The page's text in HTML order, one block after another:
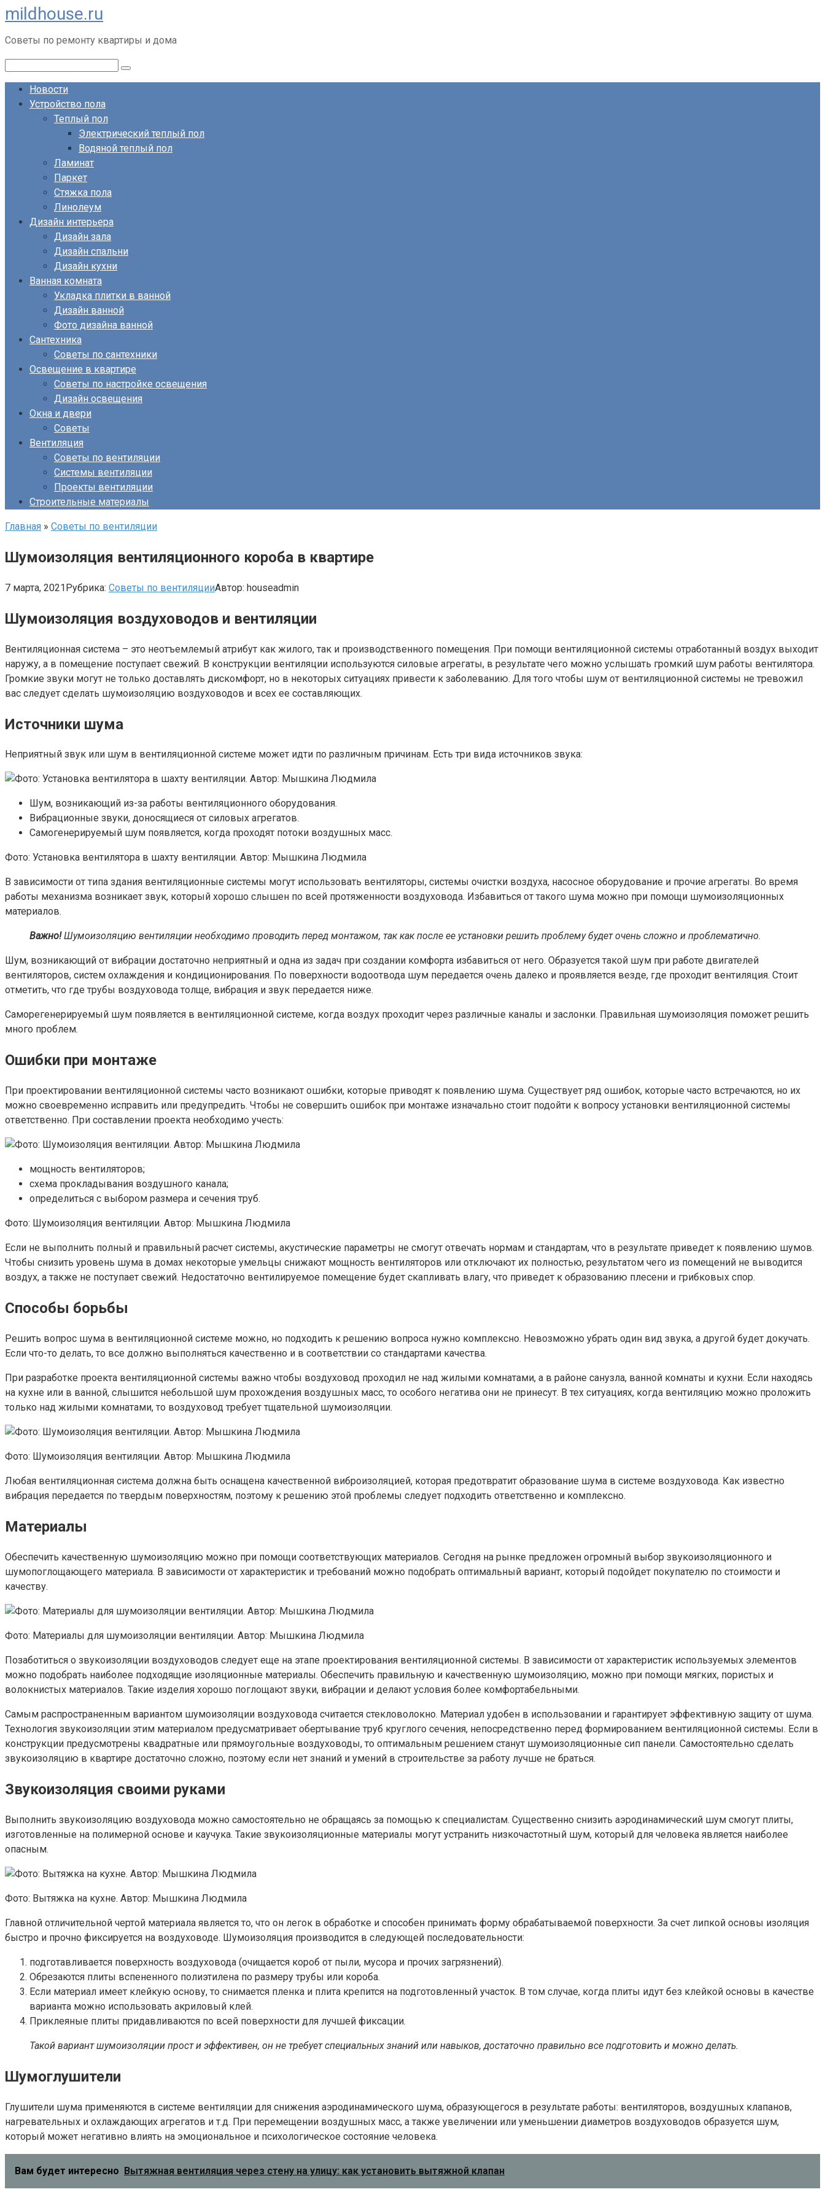
Перейти
к
контенту
mildhouse.ru
Советы по ремонту квартиры и дома
Новости
Устройство пола
Теплый пол
Электрический теплый пол
Водяной теплый пол
Ламинат
Паркет
Стяжка пола
Линолеум
Дизайн интерьера
Дизайн зала
Дизайн спальни
Дизайн кухни
Ванная комната
Укладка плитки в ванной
Дизайн ванной
Фото дизайна ванной
Сантехника
Советы по сантехники
Освещение в квартире
Советы по настройке освещения
Дизайн освещения
Окна и двери
Советы
Вентиляция
Советы по вентиляции
Системы вентиляции
Проекты вентиляции
Строительные материалы
Главная » Советы по вентиляции
Шумоизоляция вентиляционного короба в квартире
7 марта, 2021Рубрика: Советы по вентиляцииАвтор: houseadmin
Шумоизоляция воздуховодов и вентиляции
Вентиляционная система – это неотъемлемый атрибут как жилого, так и производственного помещения. При помощи вентиляционной системы отработанный воздух выходит
наружу, а в помещение поступает свежий. В конструкции вентиляции используются силовые агрегаты, в результате чего можно услышать громкий шум работы вентилятора.
Громкие звуки могут не только доставлять дискомфорт, но в некоторых ситуациях привести к заболеванию. Для того чтобы шум от вентиляционной системы не тревожил
вас следует сделать шумоизоляцию воздуховодов и всех ее составляющих.
Источники шума
Неприятный звук или шум в вентиляционной системе может идти по различным причинам. Есть три вида источников звука:
Шум, возникающий из-за работы вентиляционного оборудования.
Вибрационные звуки, доносящиеся от силовых агрегатов.
Самогенерируемый шум появляется, когда проходят потоки воздушных масс.
Фото: Установка вентилятора в шахту вентиляции. Автор: Мышкина Людмила
В зависимости от типа здания вентиляционные системы могут использовать вентиляторы, системы очистки воздуха, насосное оборудование и прочие агрегаты. Во время
работы механизма возникает звук, который хорошо слышен по всей протяженности воздуховода. Избавиться от такого шума можно при помощи шумоизоляционных
материалов.
Важно!Шумоизоляцию вентиляции необходимо проводить перед монтажом, так как после ее установки решить проблему будет очень сложно и проблематично.
Шум, возникающий от вибрации достаточно неприятный и одна из задач при создании комфорта избавиться от него. Образуется такой шум при работе двигателей
вентиляторов, систем охлаждения и кондиционирования. По поверхности водоотвода шум передается очень далеко и проявляется везде, где проходит вентиляция. Стоит
отметить, что где трубы воздуховода толще, вибрация и звук передается ниже.
Саморегенерируемый шум появляется в вентиляционной системе, когда воздух проходит через различные каналы и заслонки. Правильная шумоизоляция поможет решить
много проблем.
Ошибки при монтаже
При проектировании вентиляционной системы часто возникают ошибки, которые приводят к появлению шума. Существует ряд ошибок, которые часто встречаются, но их
можно своевременно исправить или предупредить. Чтобы не совершить ошибок при монтаже изначально стоит подойти к вопросу установки вентиляционной системы
ответственно. При составлении проекта необходимо учесть:
мощность вентиляторов;
схема прокладывания воздушного канала;
определиться с выбором размера и сечения труб.
Фото: Шумоизоляция вентиляции. Автор: Мышкина Людмила
Если не выполнить полный и правильный расчет системы, акустические параметры не смогут отвечать нормам и стандартам, что в результате приведет к появлению шумов.
Чтобы снизить уровень шума в домах некоторые умельцы снижают мощность вентиляторов или отключают их полностью, результатом чего из помещений не выводится
воздух, а также не поступает свежий. Недостаточно вентилируемое помещение будет скапливать влагу, что приведет к образованию плесени и грибковых спор.
Способы борьбы
Решить вопрос шума в вентиляционной системе можно, но подходить к решению вопроса нужно комплексно. Невозможно убрать один вид звука, а другой будет докучать.
Если что-то делать, то все должно выполняться качественно и в соответствии со стандартами качества.
При разработке проекта вентиляционной системы важно чтобы воздуховод проходил не над жилыми комнатами, а в районе санузла, ванной комнаты и кухни. Если находясь
на кухне или в ванной, слышится небольшой шум прохождения воздушных масс, то особого негатива они не принесут. В тех ситуациях, когда вентиляцию можно проложить
только над жилыми комнатами, то воздуховод требует тщательной шумоизоляции.
Фото: Шумоизоляция вентиляции. Автор: Мышкина Людмила
Любая вентиляционная система должна быть оснащена качественной виброизоляцией, которая предотвратит образование шума в системе воздуховода. Как известно
вибрация передается по твердым поверхностям, поэтому к решению этой проблемы следует подходить ответственно и комплексно.
Материалы
Обеспечить качественную шумоизоляцию можно при помощи соответствующих материалов. Сегодня на рынке предложен огромный выбор звукоизоляционного и
шумопоглощающего материала. В зависимости от характеристик и требований можно подобрать оптимальный вариант, который подойдет покупателю по стоимости и
качеству.
Фото: Материалы для шумоизоляции вентиляции. Автор: Мышкина Людмила
Позаботиться о звукоизоляции воздуховодов следует еще на этапе проектирования вентиляционной системы. В зависимости от характеристик используемых элементов
можно подобрать наиболее подходящие изоляционные материалы. Обеспечить правильную и качественную шумоизоляцию, можно при помощи мягких, пористых и
волокнистых материалов. Такие изделия хорошо поглощают звуки, вибрации и делают условия более комфортабельными.
Самым распространенным вариантом шумоизоляции воздуховода считается стекловолокно. Материал удобен в использовании и гарантирует эффективную защиту от шума.
Технология звукоизоляции этим материалом предусматривает обертывание труб круглого сечения, непосредственно перед формированием вентиляционной системы. Если в
конструкции предусмотрены квадратные или прямоугольные воздуховоды, то оптимальным решением станут шумоизоляционные сип панели. Самостоятельно сделать
звукоизоляцию в квартире достаточно сложно, поэтому если нет знаний и умений в строительстве за работу лучше не браться.
Звукоизоляция своими руками
Выполнить звукоизоляцию воздуховода можно самостоятельно не обращаясь за помощью к специалистам. Существенно снизить аэродинамический шум смогут плиты,
изготовленные на полимерной основе и каучука. Такие звукоизоляционные материалы могут устранить низкочастотный шум, который для человека является наиболее
опасным.
Фото: Вытяжка на кухне. Автор: Мышкина Людмила
Главной отличительной чертой материала является то, что он легок в обработке и способен принимать форму обрабатываемой поверхности. За счет липкой основы изоляция
быстро и прочно фиксируется на воздуховоде. Шумоизоляция производится в следующей последовательности:
подготавливается поверхность воздуховода (очищается короб от пыли, мусора и прочих загрязнений).
Обрезаются плиты вспененного полиэтилена по размеру трубы или короба.
Если материал имеет клейкую основу, то снимается пленка и плита крепится на подготовленный участок. В том случае, когда плиты идут без клейкой основы в качестве
варианта можно использовать акриловый клей.
Приклеяные плиты придавливаются по всей поверхности для лучшей фиксации.
Такой вариант шумоизоляции прост и эффективен, он не требует специальных знаний или навыков, достаточно правильно все подготовить и можно делать.
Шумоглушители
Глушители шума применяются в системе вентиляции для снижения аэродинамического шума, образующегося в результате работы: вентиляторов, воздушных клапанов,
нагревательных и охлаждающих агрегатов и т.д. При перемещении воздушных масс, а также увеличении или уменьшении диаметров воздуховодов образуется шум,
который может негативно влиять на эмоциональное и психологическое состояние человека.
Вам будет интересно Вытяжная вентиляция через стену на улицу: как установить вытяжной клапан